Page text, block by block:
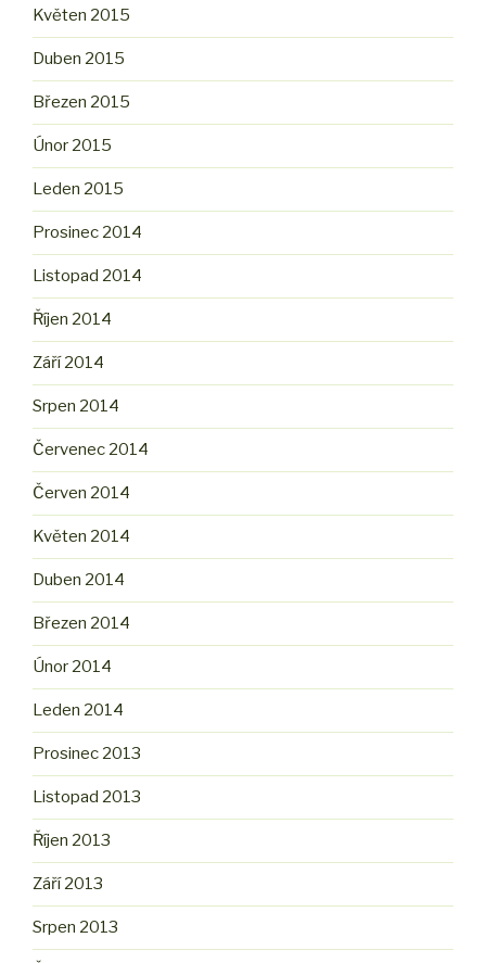
Květen 2015
Duben 2015
Březen 2015
Únor 2015
Leden 2015
Prosinec 2014
Listopad 2014
Říjen 2014
Září 2014
Srpen 2014
Červenec 2014
Červen 2014
Květen 2014
Duben 2014
Březen 2014
Únor 2014
Leden 2014
Prosinec 2013
Listopad 2013
Říjen 2013
Září 2013
Srpen 2013